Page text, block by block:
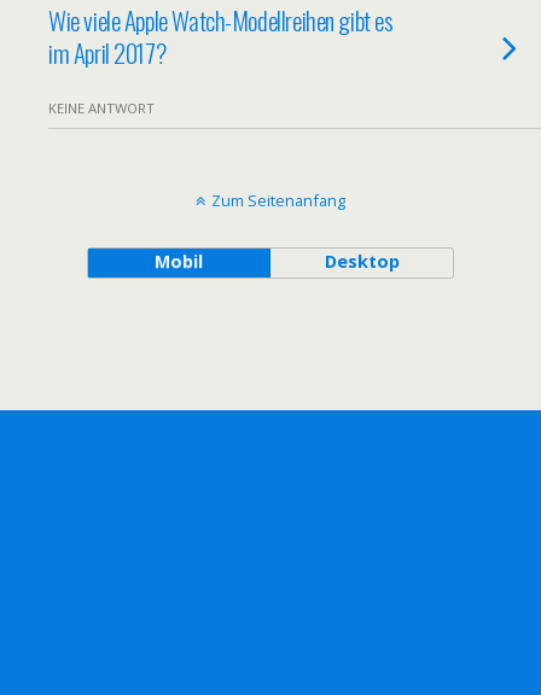
Wie viele Apple Watch-Modellreihen gibt es
im April 2017?
KEINE ANTWORT
Zum Seitenanfang
Mobil Desktop